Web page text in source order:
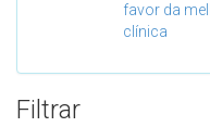
favor da
clínica
Filtrar